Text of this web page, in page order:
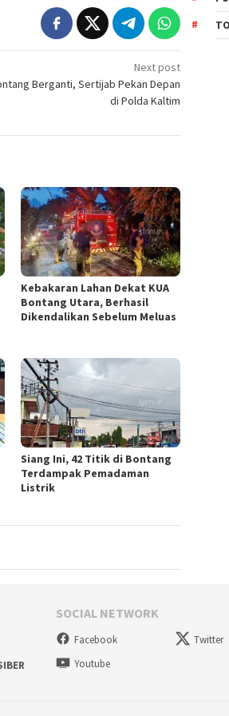
Next post
Berganti, Sertijab Pekan Depan
di Polda Kaltim
Kebakaran Lahan Dekat KUA
Bontang Utara, Berhasil
Dikendalikan Sebelum Meluas
Siang Ini, 42 Titik di Bontang
Terdampak Pemadaman
Listrik
SOCIAL NETWORK
Facebook
Twitter
Youtube